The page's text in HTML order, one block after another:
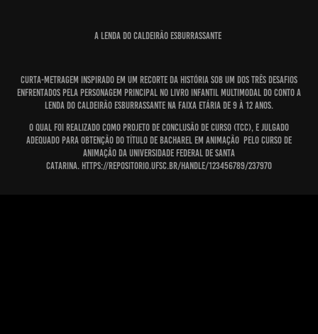
A Lenda do Caldeirão Esburrassante
Curta-metragem inspirado em um recorte da história sob um dos três desafios
enfrentados pela personagem principal no livro infantil multimodal do conto A
Lenda do Caldeirão Esburrassante na faixa etária de 9 à 12 anos.
O qual foi realizado como projeto de conclusão de curso (TCC), e julgado
adequado para obtenção do Título de Bacharel em Animação pelo Curso de
Animação da Universidade Federal de Santa
Catarina. https://repositorio.ufsc.br/handle/123456789/237970